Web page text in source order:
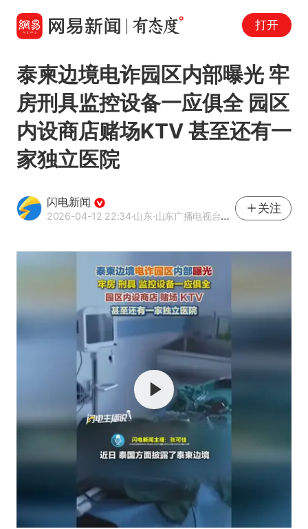
打开
泰柬边境电诈园区内部曝光 牢
房刑具监控设备一应俱全 园区
内设商店赌场KTV 甚至还有一
家独立医院
闪电新闻
2026-04-12 22:34·山东·山东广播电视台官方APP闪电新闻
关注